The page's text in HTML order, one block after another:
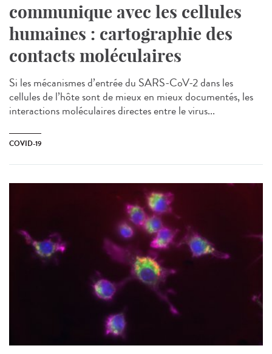
communique avec les cellules
humaines : cartographie des
contacts moléculaires
Si les mécanismes d’entrée du SARS-CoV-2 dans les
cellules de l’hôte sont de mieux en mieux documentés, les
interactions moléculaires directes entre le virus...
COVID-19